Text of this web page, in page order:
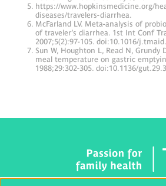
https://www.hopkinsmedicine.org/
diseases/travelers-diarrhea.
McFarland LV. Meta-analysis of
of traveler’s diarrhea. 1st Int Conf
2007;5(2):97-105. doi:10.1016/
Sun W, Houghton L, Read N, Grundy
meal temperature on gastric
1988;29:302-305. doi:10.1136/